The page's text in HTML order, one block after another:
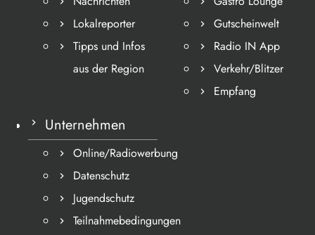
Lokalreporter
Tipps und Infos
aus der Region
Gutscheinwelt
Radio IN App
Verkehr/Blitzer
Empfang
Unternehmen
Online/Radiowerbung
Datenschutz
Jugendschutz
Teilnahmebedingungen